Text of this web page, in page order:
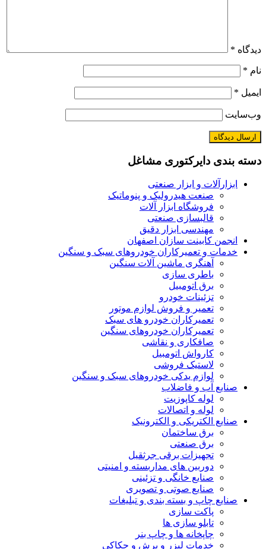
دیدگاه *
نام *
ایمیل *
وب‌سایت
دسته بندی دایرکتوری مشاغل
ابزارآلات و ابزار صنعتی
صنعت هیدرولیک و پنوماتیک
فروشگاه ابزار آلات
قالبسازی صنعتی
مهندسی ابزار دقیق
انجمن کابینت سازان اصفهان
خدمات و تعمیرکاران خودروهای سبک و سنگین
آهنگری ماشین آلات سنگین
باطری سازی
برق اتومبیل
تزئینات خودرو
تعمیر و فروش لوازم موتور
تعمیرکاران خودرو های سبک
تعمیرکاران خودروهای سنگین
صافکاری و نقاشی
کارواش اتومبیل
لاستیک فروشی
لوازم یدکی خودروهای سبک و سنگین
صنایع آب و فاضلاب
لوله کاپوزیت
لوله و اتصالات
صنایع الکتریکی و الکترونیک
برق ساختمان
برق صنعتی
تجهیزات برقی جرثقیل
دوربین های مداربسته و امنیتی
صنایع خانگی و تزئینی
صنایع صوتی و تصویری
صنایع چاپ و بسته بندی و تبلیغات
پاکت سازی
تابلو سازی ها
چاپخانه ها و چاپ بنر
خدمات لیزر و برش و حکاکی